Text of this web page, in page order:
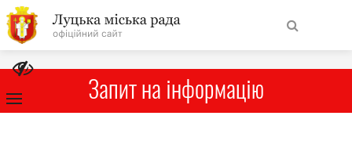
На
головну
Запит на інформацію